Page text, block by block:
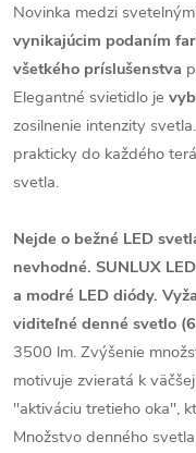
Novinka medzi
vynikajúcim podaním
všetkého príslušenstva
Elegantné svietidlo je
zosilnenie intenzity svetla.
prakticky do každého
svetla.
Nejde o bežné LED
nevhodné. SUNLUX
a modré LED diódy.
viditeľné denné svetlo
3500 lm. Zvýšenie
motivuje zvieratá k
"aktiváciu tretieho oka",
Množstvo denného